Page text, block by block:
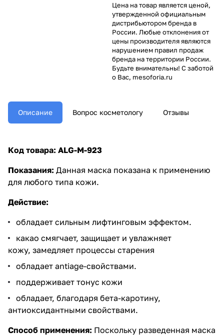
Цена на товар является ценой,
утвержденной официальным
дистрибьютором бренда в
России. Любые отклонения от
цены производителя являются
нарушением правил продаж
бренда на территории России.
Будьте внимательны! С заботой
о Вас, mesoforia.ru
Описание Вопрос косметологу Отзывы
Код товара: ALG-M-923
Показания: Данная маска показана к применению
для любого типа кожи.
Действие:
обладает сильным лифтинговым эффектом.
какао смягчает, защищает и увлажняет
кожу, замедляет процессы старения
обладает antiage-свойствами.
поддерживает тонус кожи
обладает, благодаря бета-каротину,
антиоксидантными свойствами.
Способ применения: Поскольку разведенная маска